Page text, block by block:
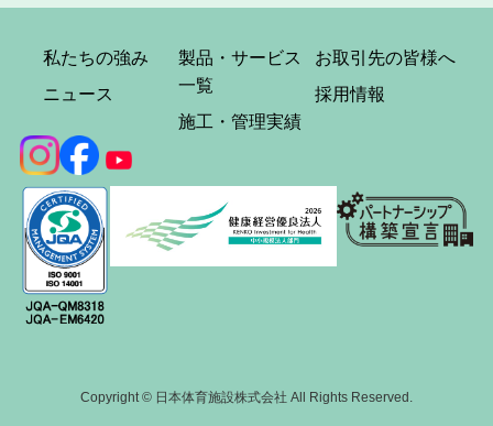
私たちの強み
ニュース
製品・サービス
一覧
施工・管理実績
お取引先の皆様へ
採用情報
Copyright © 日本体育施設株式会社 All Rights Reserved.